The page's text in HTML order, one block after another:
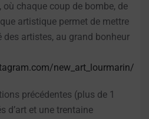
chaque coup de bombe, de
artistique permet de mettre
artistes, au grand bonheur
new_art_lourmarin/
précédentes (plus de 1
d’art et une trentaine